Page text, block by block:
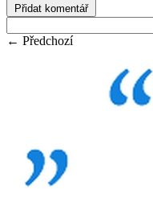
Přidat komentář
← Předchozí